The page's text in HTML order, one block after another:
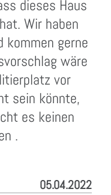
dieses Haus
Wir haben
kommen gerne
wäre
vor
sein könnte,
es keinen
.
05.04.2022